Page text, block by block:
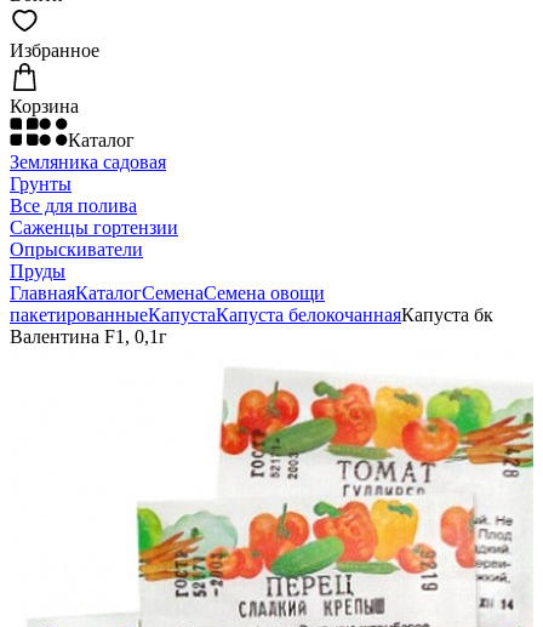
Избранное
Корзина
Каталог
Земляника садовая
Грунты
Все для полива
Саженцы гортензии
Опрыскиватели
Пруды
ГлавнаяКаталогСеменаСемена овощи
пакетированныеКапустаКапуста белокочаннаяКапуста бк
Валентина F1, 0,1г